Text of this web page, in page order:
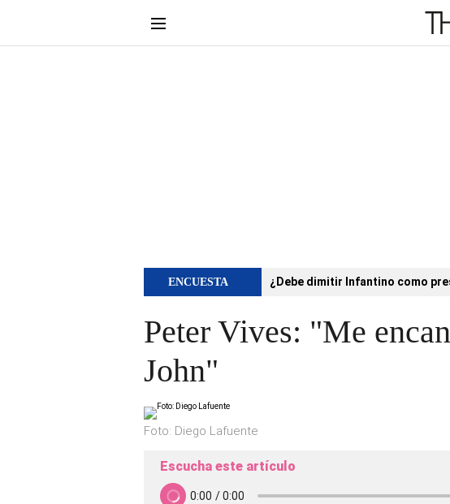
ENCUESTA ¿Debe dimitir Infantino como
Peter Vives: "Me
John"
Foto: Diego Lafuente
Escucha este artículo